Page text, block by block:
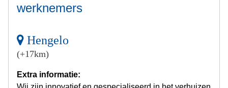
werknemers
Hengelo
(+17km)
Extra informatie: